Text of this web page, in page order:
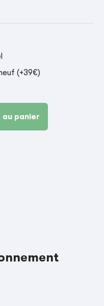
(+39€)
au panier